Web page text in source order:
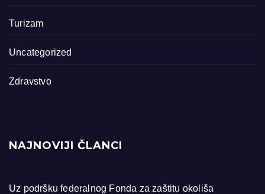
Turizam
Uncategorized
Zdravstvo
NAJNOVIJI ČLANCI
Uz podršku federalnog Fonda za zaštitu okoliša